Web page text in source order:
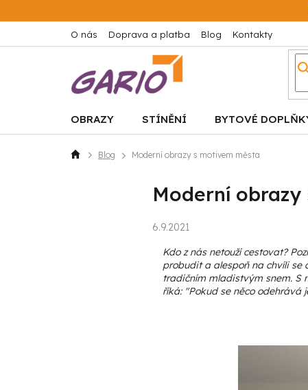
na
O nás Doprava a platba Blog Kontakty
OBRAZY STÍNĚNÍ BYTOVÉ
Domů Blog Moderní obrazy s motivem města
Moderní
6.9.2021
Kdo z nás netouží cestovat?
probudit a alespoň na chvíli se
tradičním mladistvým snem. S
říká: "Pokud se něco odehrává